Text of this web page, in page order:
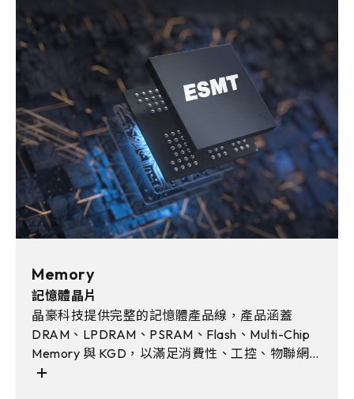
Memory
記憶體晶片
晶豪科技提供完整的記憶體產品線，產品涵蓋
DRAM、LPDRAM、PSRAM、Flash、Multi-Chip
Memory 與 KGD，以滿足消費性、工控、物聯網、
車用電子與AI邊緣運算等多元應用需求。且透過彈